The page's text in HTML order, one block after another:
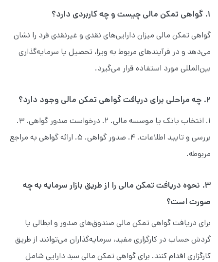
۱. گواهی تمکن مالی چیست و چه کاربردی دارد؟
گواهی تمکن مالی میزان دارایی‌های نقدی و غیرنقدی فرد را نشان
می‌دهد و در فرآیندهای مربوط به ویزا، تحصیل یا سرمایه‌گذاری
بین‌المللی مورد استفاده قرار می‌گیرد.
۲. چه مراحلی برای دریافت گواهی تمکن مالی وجود دارد؟
۱. انتخاب بانک یا موسسه مالی. ۲. درخواست صدور گواهی. ۳.
بررسی و تایید اطلاعات. ۴. صدور گواهی. ۵. ارائه گواهی به مراجع
مربوطه.
۳. نحوه دریافت تمکن مالی را از طریق بازار سرمایه به چه
صورت است؟
برای دریافت گواهی تمکن مالی صندوق‌های صدور و ابطالی یا
گردش حساب در کارگزاری مفید، سرمایه‌گذاران می‌توانند از طریق
کارگزاری اقدام کنند. برای گواهی تمکن مالی سبد دارایی شامل